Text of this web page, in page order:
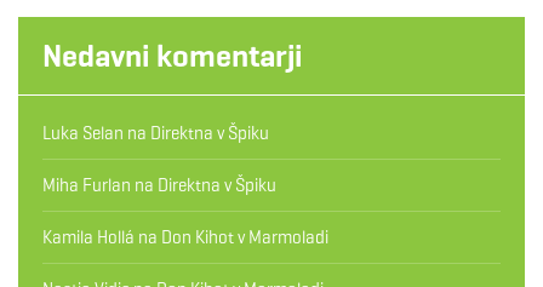
Nedavni komentarji
Luka Selan na Direktna v Špiku
Miha Furlan na Direktna v Špiku
Kamila Hollá na Don Kihot v Marmoladi